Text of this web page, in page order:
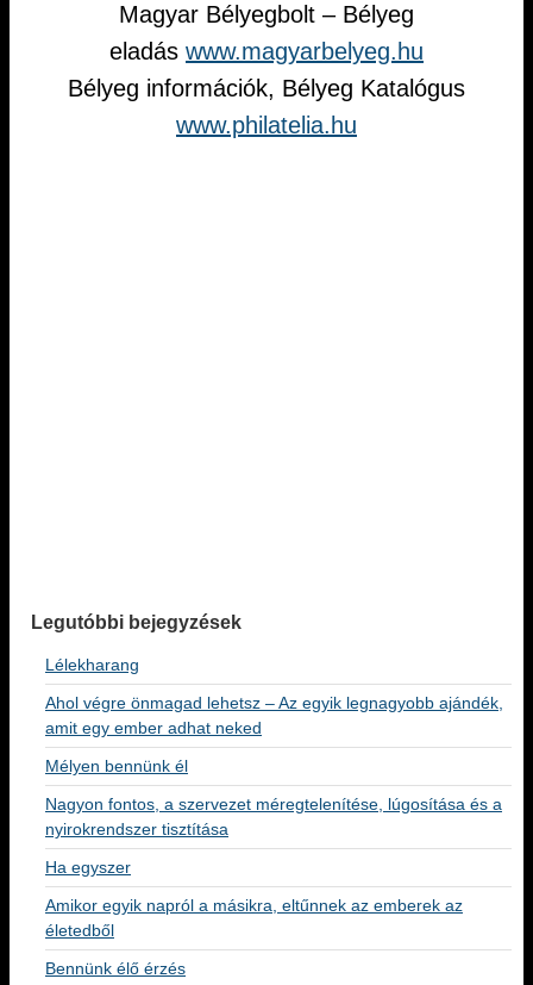
Magyar Bélyegbolt – Bélyeg
eladás www.magyarbelyeg.hu
Bélyeg információk, Bélyeg Katalógus
www.philatelia.hu
Legutóbbi bejegyzések
Lélekharang
Ahol végre önmagad lehetsz – Az egyik legnagyobb ajándék,
amit egy ember adhat neked
Mélyen bennünk él
Nagyon fontos, a szervezet méregtelenítése, lúgosítása és a
nyirokrendszer tisztítása
Ha egyszer
Amikor egyik napról a másikra, eltűnnek az emberek az
életedből
Bennünk élő érzés